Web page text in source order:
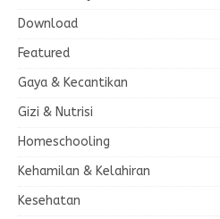
Download
Featured
Gaya & Kecantikan
Gizi & Nutrisi
Homeschooling
Kehamilan & Kelahiran
Kesehatan